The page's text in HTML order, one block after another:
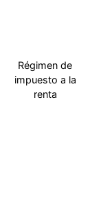
Régimen de
impuesto a la
renta